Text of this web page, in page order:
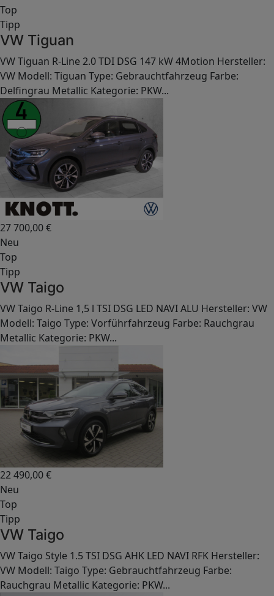
Top
Tipp
VW Tiguan
VW Tiguan R-Line 2.0 TDI DSG 147 kW 4Motion Hersteller:
VW Modell: Tiguan Type: Gebrauchtfahrzeug Farbe:
Delfingrau Metallic Kategorie: PKW...
27 700,00€
Neu
Top
Tipp
VW Taigo
VW Taigo R-Line 1,5 l TSI DSG LED NAVI ALU Hersteller: VW
Modell: Taigo Type: Vorführfahrzeug Farbe: Rauchgrau
Metallic Kategorie: PKW...
22 490,00€
Neu
Top
Tipp
VW Taigo
VW Taigo Style 1.5 TSI DSG AHK LED NAVI RFK Hersteller:
VW Modell: Taigo Type: Gebrauchtfahrzeug Farbe:
Rauchgrau Metallic Kategorie: PKW...